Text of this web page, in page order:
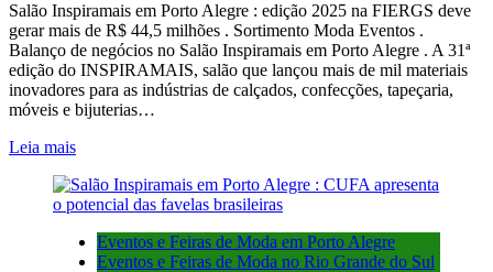
Salão Inspiramais em Porto Alegre : edição 2025 na FIERGS deve
gerar mais de R$ 44,5 milhões . Sortimento Moda Eventos .
Balanço de negócios no Salão Inspiramais em Porto Alegre . A 31ª
edição do INSPIRAMAIS, salão que lançou mais de mil materiais
inovadores para as indústrias de calçados, confecções, tapeçaria,
móveis e bijuterias…
Leia mais
Eventos e Feiras de Moda em Porto Alegre
Eventos e Feiras de Moda no Rio Grande do Sul